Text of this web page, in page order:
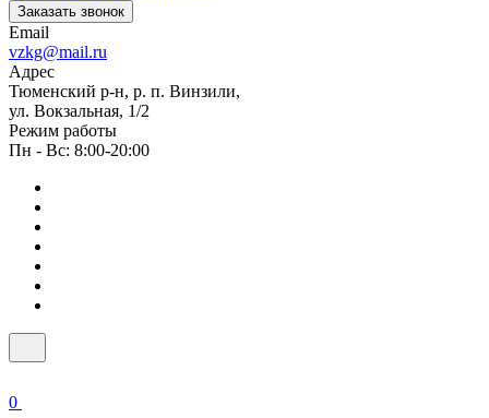
Заказать звонок
Email
vzkg@mail.ru
Адрес
Тюменский р-н, р. п. Винзили,
ул. Вокзальная, 1/2
Режим работы
Пн - Вс: 8:00-20:00
0